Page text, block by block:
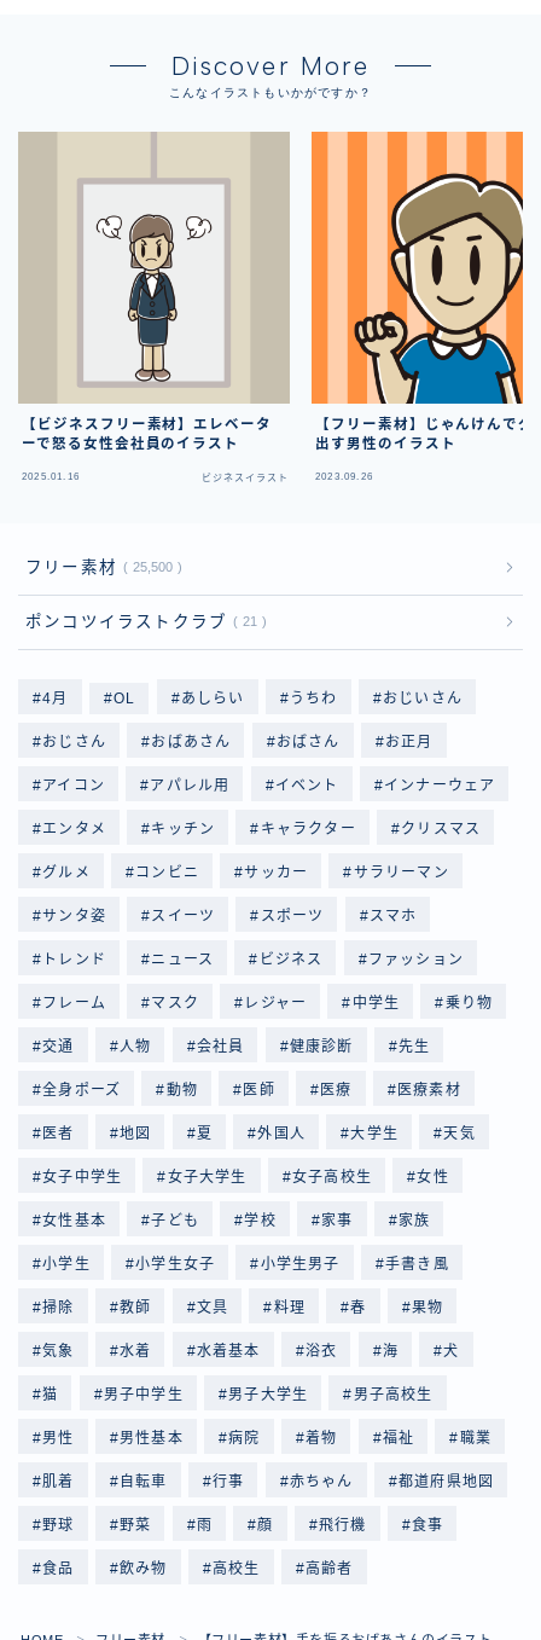
Follow Me
Discover More
こんなイラストもいかがですか？
【ビジネスフリー素材】エレベータ
ーで怒る女性会社員のイラスト
2025.01.16 ビジネスイラスト
【フリー素材】じゃんけんでグ
出す男性のイラスト
2023.09.26
フリー素材 25,500
ポンコツイラストクラブ 21
4月 OL あしらい うちわ おじいさん
おじさん おばあさん おばさん お正月
アイコン アパレル用 イベント インナーウェア
エンタメ キッチン キャラクター クリスマス
グルメ コンビニ サッカー サラリーマン
サンタ姿 スイーツ スポーツ スマホ
トレンド ニュース ビジネス ファッション
フレーム マスク レジャー 中学生 乗り物
交通 人物 会社員 健康診断 先生
全身ポーズ 動物 医師 医療 医療素材
医者 地図 夏 外国人 大学生 天気
女子中学生 女子大学生 女子高校生 女性
女性基本 子ども 学校 家事 家族
小学生 小学生女子 小学生男子 手書き風
掃除 教師 文具 料理 春 果物
気象 水着 水着基本 浴衣 海 犬
猫 男子中学生 男子大学生 男子高校生
男性 男性基本 病院 着物 福祉 職業
肌着 自転車 行事 赤ちゃん 都道府県地図
野球 野菜 雨 顔 飛行機 食事
食品 飲み物 高校生 高齢者